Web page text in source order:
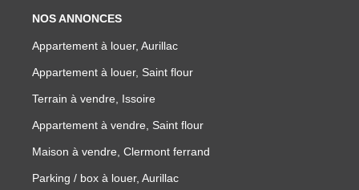
NOS ANNONCES
Appartement à louer, Aurillac
Appartement à louer, Saint flour
Terrain à vendre, Issoire
Appartement à vendre, Saint flour
Maison à vendre, Clermont ferrand
Parking / box à louer, Aurillac